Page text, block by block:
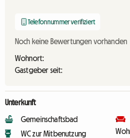
Telefonnummer verifiziert
Noch keine Bewertungen vorhanden
Wohnort:
Gastgeber seit:
Unterkunft
Gemeinschaftsbad
WC zur Mitbenutzung